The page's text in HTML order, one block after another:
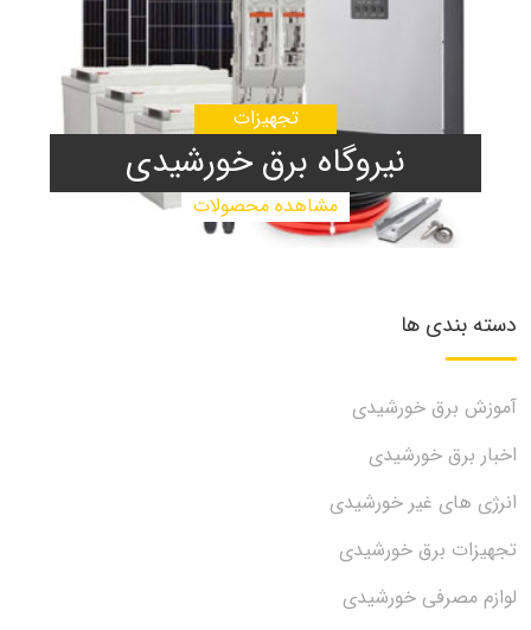
تجهیزات
نیروگاه برق خورشیدی
مشاهده محصولات
دسته بندی ها
آموزش برق خورشیدی
اخبار برق خورشیدی
انرژی های غیر خورشیدی
تجهیزات برق خورشیدی
لوازم مصرفی خورشیدی